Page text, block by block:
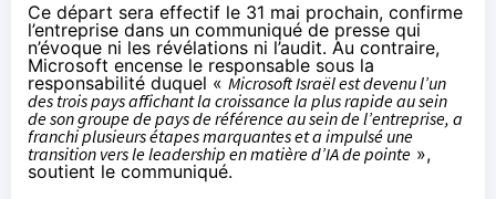
Ce départ sera effectif le 31 mai prochain, confirme
l’entreprise dans un communiqué de presse qui
n’évoque ni les révélations ni l’audit. Au contraire,
Microsoft encense le responsable sous la
responsabilité duquel « Microsoft Israël est devenu l’un
des trois pays affichant la croissance la plus rapide au sein
de son groupe de pays de référence au sein de l’entreprise, a
franchi plusieurs étapes marquantes et a impulsé une
transition vers le leadership en matière d’IA de pointe »,
soutient le communiqué.